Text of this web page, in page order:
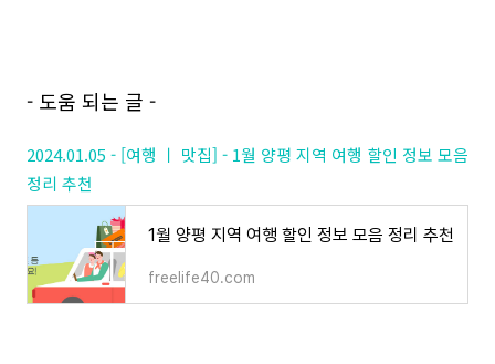
- 도움 되는 글 -
2024.01.05 - [여행 ㅣ 맛집] - 1월 양평 지역 여행 할인 정보 모음
정리 추천
1월 양평 지역 여행 할인 정보 모음 정리 추천
freelife40.com